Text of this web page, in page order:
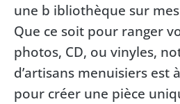
une b ibliothèque sur
Que ce soit pour ranger
photos, CD, ou vinyles,
d’artisans menuisiers est
pour créer une pièce